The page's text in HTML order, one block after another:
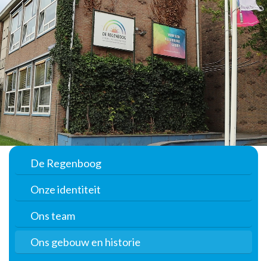
De Regenboog
Onze identiteit
Ons team
Ons gebouw en historie